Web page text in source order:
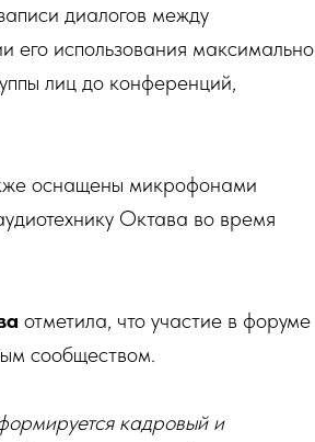
диалогов между
использования максимально
лиц до конференций,
оснащены микрофонами
Октава во время
отметила, что участие в форуме
сообществом.
кадровый и